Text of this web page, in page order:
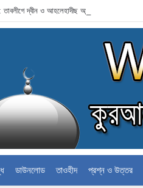
দ্বীন ও আহলেহাদীছ আন্দোলন
ডাউনলোড তাওহীদ প্রশ্ন ও উত্তর